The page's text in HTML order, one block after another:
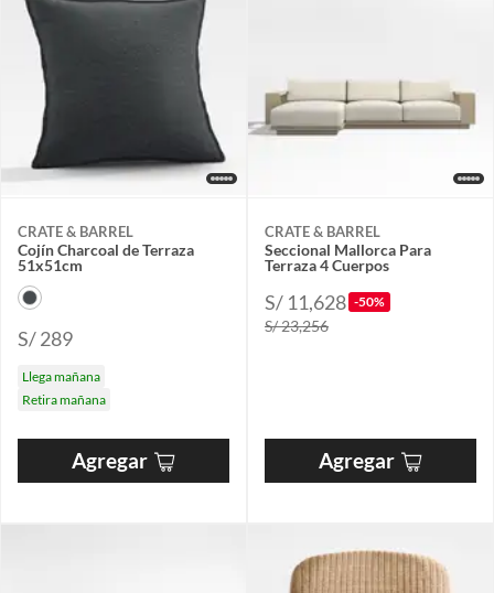
CRATE & BARREL
Cojín Charcoal de Terraza
51x51cm
S/ 289
Llega mañana
Retira mañana
Agregar
CRATE & BARREL
Seccional Mallorca Para
Terraza 4 Cuerpos
S/ 11,628 -50%
S/ 23,256
Agregar